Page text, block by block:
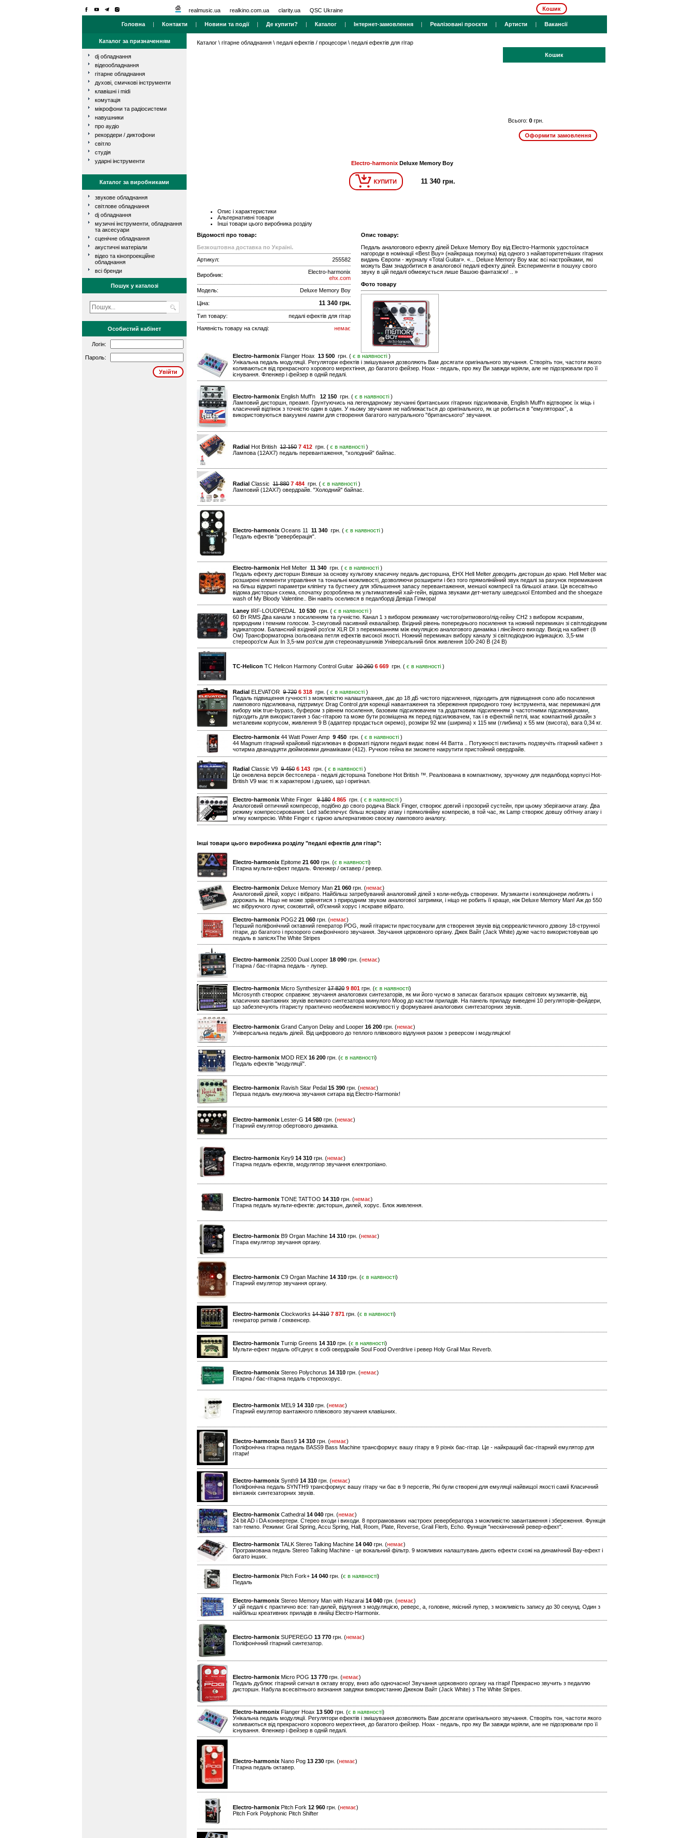
realmusic.ua realkino.com.ua clarity.ua QSC Ukraine Кошик
Головна | Контакти | Новини та події| Де купити? | Каталог | Інтернет-замовлення | Реалізовані проєкти | Артисти | Вакансії
Каталог за призначенням
dj обладнання
відеообладнання
гітарне обладнання
духові, смичкові інструменти
клавішні і midi
комутація
мікрофони та радіосистеми
навушники
про аудіо
рекордери / диктофони
світло
студія
ударні інструменти
Каталог за виробниками
звукове обладнання
світлове обладнання
dj обладнання
музичні інструменти, обладнання
та аксесуари
сценічне обладнання
акустичні матеріали
відео та кінопроекційне
обладнання
всі бренди
Пошук у каталозі
Особистий кабінет
Логін:
Пароль:
Каталог \ гітарне обладнання \ педалі ефектів / процесори \ педалі ефектів для гітар
Кошик
Всього: 0 грн.
Electro-harmonixDeluxe Memory Boy
КУПИТИ 11 340 грн.
Опис і характеристики
Альтернативні товари
Інші товари цього виробника розділу
Відомості про товар:
Безкоштовна доставка по Україні.
Артикул:
255582
Виробник:
Electro-harmonix
ehx.com
Модель:
Deluxe Memory Boy
Ціна: 11 340 грн.
Тип товару:
педалі ефектів для гітар
Наявність товару на складі:
немає
Опис товару:
Педаль аналогового ефекту ділей Deluxe Memory Boy від Electro-Harmonix удостоїлася
нагороди в номінації «Best Buy» (найкраща покупка) від одного з найавторитетніших гітарних
видань Європи - журналу «Total Guitar». «... Deluxe Memory Boy має всі настройками, які
можуть Вам знадобитися в аналогової педалі ефекту ділей. Експерименти в пошуку свого
звуку в цій педалі обмежується лише Вашою фантазією! .. »
Фото товару
Electro-harmonix Flanger Hoax 13 500 грн. ( є в наявності )
Унікальна педаль модуляції. Регулятори ефектів і змішування дозволяють Вам досягати оригінального звучання. Створіть тон, частоти якого
коливаються від прекрасного хорового мерехтіння, до багатого фейзер. Hoax - педаль, про яку Ви завжди мріяли, але не підозрювали про її
існування. Фленжер і фейзер в одній педалі.
Electro-harmonix English Muff’n 12 150 грн. ( є в наявності )
Ламповий дисторшн, преамп. Грунтуючись на легендарному звучанні британських гітарних підсилювачів, English Muff'n відтворює їх міць і
класичний відтінок з точністю один в один. У ньому звучання не наближається до оригінального, як це робиться в "емуляторах", а
використовуються вакуумні лампи для створення багатого натурального "британського" звучання.
Radial Hot British 12 150 7 412 грн. ( є в наявності )
Лампова (12AХ7) педаль перевантаження, "холодний" байпас.
Radial Classic 11 880 7 484 грн. ( є в наявності )
Ламповий (12AX7) овердрайв. "Холодний" байпас.
Electro-harmonix Oceans 11 11 340 грн. ( є в наявності )
Педаль ефектів "реверберація".
Electro-harmonix Hell Melter 11 340 грн. ( є в наявності )
Педаль ефекту дисторшн Взявши за основу культову класичну педаль дисторшна, EHX Hell Melter доводить дисторшн до краю. Hell Melter має
розширені елементи управління та тональні можливості, дозволяючи розширити і без того прямолінійний звук педалі за рахунок перемикання
на більш відкриті параметри кліпінгу та бустингу для збільшення запасу перевантаження, меншої компресії та більшої атаки. Ця всесвітньо
відома дисторшн схема, спочатку розроблена як ультимативний хай-гейн, відома звуками дет-металу шведської Entombed and the shoegaze
wash of My Bloody Valentine.. Він навіть оселився в педалборді Девіда Гілмора!
Laney IRF-LOUDPEDAL 10 530 грн. ( є в наявності )
60 Вт RMS Два канали з посиленням та гучністю. Канал 1 з вибором режимаму чистого/ритмового/лід-гейну CH2 з вибором яскравим,
природним і темним голосом. 3-смуговий пасивний еквалайзер. Вхідний рівень попереднього посилення та ножний перемикач зі світлодіодним
індикатором. Балансний вхідний роз'єм XLR DI з перемиканням між емуляцією аналогового динаміка і лінєйного виходу. Вихід на кабінет (8
Ом) Трансформаторна ізольована петля ефектів високої якості. Ножний перемикач вибору каналу зі світлодіодною індикацією. 3,5-мм
стереороз'єм Aux In 3,5-мм роз'єм для стереонавушників Універсальний блок живлення 100-240 В (24 В)
TC-Helicon TC Helicon Harmony Control Guitar 10 260 6 669 грн. ( є в наявності )
Radial ELEVATOR 9 720 6 318 грн. ( є в наявності )
Педаль підвищення гучності з можливістю налаштування, дає до 18 дБ чистого підсилення, підходить для підвищення соло або посилення
лампового підсилювача, підтримує Drag Control для корекції навантаження та збереження природного тону інструмента, має перемикачі для
вибору між true-bypass, буфером з рівнем посилення, базовим підсилювачем та додатковим підсиленням з частотними підсилювачами,
підходить для використання з бас-гітарою та може бути розміщена як перед підсилювачем, так і в ефектній петлі, має компактний дизайн з
металевим корпусом, живлення 9 В (адаптер продається окремо), розміри 92 мм (ширина) x 115 мм (глибина) x 55 мм (висота), вага 0,34 кг.
Electro-harmonix 44 Watt Power Amp 9 450 грн. ( є в наявності )
44 Magnum гітарний крайовий підсилювач в форматі підлоги педалі видає повні 44 Ватта .. Потужності вистачить подзвучіть гітарний кабінет з
чотирма дванадцяти дюймовими динаміками (412). Ручкою гейна ви зможете накрутити пристойний овердрайв.
Radial Classic V9 9 450 6 143 грн. ( є в наявності )
Це оновлена версія бестселера - педалі дісторшна Tonebone Hot British ™. Реалізована в компактному, зручному для педалборд корпусі Hot-
British V9 має ті ж характером і душею, що і оригінал.
Electro-harmonix White Finger 9 180 4 865 грн. ( є в наявності )
Аналоговий оптичний компресор, подібно до свого родича Black Finger, створює довгий і прозорий сустейн, при цьому зберігаючи атаку. Два
режиму компрессирования: Led забезпечує більш яскраву атаку і прямолінійну компресію, в той час, як Lamp створює довшу обтічну атаку і
м'яку компресію. White Finger є гідною альтернативою своєму лампового аналогу.
Інші товари цього виробника розділу "педалі ефектів для гітар":
Electro-harmonix Epitome 21 600 грн. (є в наявності)
Гітарна мульти-ефект педаль. Фленжер / октавер / ревер.
Electro-harmonix Deluxe Memory Man 21 060 грн. (немає)
Аналоговий ділей, хорус і вібрато. Найбільш затребуваний аналоговий ділей з коли-небудь створених. Музиканти і колекціонери люблять і
дорожать ім. Ніщо не може зрівнятися з природним звуком аналогової затримки, і ніщо не робить її краще, ніж Deluxe Memory Man! Аж до 550
мс вібруючого луни; соковитий, об'ємний хорус і яскраве вібрато.
Electro-harmonix POG2 21 060 грн. (немає)
Перший поліфонічний октавний генератор POG, який гітаристи пристосували для створення звуків від сюрреалістичного дзвону 18-струнної
гітари, до багатого і прозорого симфонічного звучання. Звучання церковного органу. Джек Вайт (Jack White) дуже часто використовував цю
педаль в запісяхThe White Stripes
Electro-harmonix 22500 Dual Looper 18 090 грн. (немає)
Гітарна / бас-гітарна педаль - лупер.
Electro-harmonix Micro Synthesizer 17 820 9 801 грн. (є в наявності)
Microsynth створює справжнє звучання аналогових синтезаторів, як ми його чуємо в записах багатьох кращих світових музикантів, від
класичних вантажних звуків великого синтезатора минулого Moog до кастом приладів. На панель приладу виведені 10 регуляторів-фейдери,
що забезпечують гітаристу практично необмежені можливості у формуванні аналогових синтезаторних звуків.
Electro-harmonix Grand Canyon Delay and Looper 16 200 грн. (немає)
Універсальна педаль ділей. Від цифрового до теплого плівкового відлуння разом з реверсом і модуляцією!
Electro-harmonix MOD REX 16 200 грн. (є в наявності)
Педаль ефектів "модуляції".
Electro-harmonix Ravish Sitar Pedal 15 390 грн. (немає)
Перша педаль емулююча звучання ситара від Electro-Harmonix!
Electro-harmonix Lester-G 14 580 грн. (немає)
Гітарний емулятор обертового динаміка.
Electro-harmonix Key9 14 310 грн. (немає)
Гітарна педаль ефектів, модулятор звучання електропіано.
Electro-harmonix TONE TATTOO 14 310 грн. (немає)
Гітарна педаль мульти-ефектів: дисторшн, дилей, хорус. Блок живлення.
Electro-harmonix B9 Organ Machine 14 310 грн. (немає)
Гітара емулятор звучання органу.
Electro-harmonix C9 Organ Machine 14 310 грн. (є в наявності)
Гітарний емулятор звучання органу.
Electro-harmonix Clockworks 14 310 7 871 грн. (є в наявності)
генератор ритмів / секвенсер.
Electro-harmonix Turnip Greens 14 310 грн. (є в наявності)
Мульти-ефект педаль об'єднує в собі овердрайв Soul Food Overdrive і ревер Holy Grail Max Reverb.
Electro-harmonix Stereo Polychorus 14 310 грн. (немає)
Гітарна / бас-гітарна педаль стереохорус.
Electro-harmonix MEL9 14 310 грн. (немає)
Гітарний емулятор вантажного плівкового звучання клавішних.
Electro-harmonix Bass9 14 310 грн. (немає)
Поліфонічна гітарна педаль BASS9 Bass Machine трансформує вашу гітару в 9 різніх бас-гітар. Це - найкращий бас-гітарний емулятор для
гітари!
Electro-harmonix Synth9 14 310 грн. (немає)
Поліфонічна педаль SYNTH9 трансформує вашу гітару чи бас в 9 персетів, Які були створені для емуляції найвищої якості самії Класичний
вінтажніх синтезаторних звуків.
Electro-harmonix Cathedral 14 040 грн. (немає)
24 bit AD і DA конвертери. Стерео входи і виходи. 8 програмованих настроех ревербератора з можливістю завантаження і збереження. Функція
тап-темпо. Режими: Grail Spring, Accu Spring, Hall, Room, Plate, Reverse, Grail Flerb, Echo. Функція "нескінченний ревер-ефект".
Electro-harmonix TALK Stereo Talking Machine 14 040 грн. (немає)
Програмована педаль Stereo Talking Machine - це вокальний фільтр. 9 можливих налаштувань дають ефекти схожі на динамічний Вау-ефект і
багато інших.
Electro-harmonix Pitch Fork+ 14 040 грн. (є в наявності)
Педаль
Electro-harmonix Stereo Memory Man with Hazarai 14 040 грн. (немає)
У цій педалі є практично все: тап-дилей, відлуння з модуляцією, реверс, а, головне, якісний лупер, з можливість запису до 30 секунд. Один з
найбільш креативних приладів в лінійці Electro-Harmonix.
Electro-harmonix SUPEREGO 13 770 грн. (немає)
Поліфонічний гітарний синтезатор.
Electro-harmonix Micro POG 13 770 грн. (немає)
Педаль дублює гітарний сигнал в октаву вгору, вниз або одночасно! Звучання церковного органу на гітарі! Прекрасно звучить з педаллю
дисторшн. Набула всесвітнього визнання завдяки використанню Джеком Вайт (Jack White) з The White Stripes.
Electro-harmonix Flanger Hoax 13 500 грн. (є в наявності)
Унікальна педаль модуляції. Регулятори ефектів і змішування дозволяють Вам досягати оригінального звучання. Створіть тон, частоти якого
коливаються від прекрасного хорового мерехтіння, до багатого фейзер. Hoax - педаль, про яку Ви завжди мріяли, але не підозрювали про її
існування. Фленжер і фейзер в одній педалі.
Electro-harmonix Nano Pog 13 230 грн. (немає)
Гітарна педаль октавер.
Electro-harmonix Pitch Fork 12 960 грн. (немає)
Pitch Fork Polyphonic Pitch Shifter